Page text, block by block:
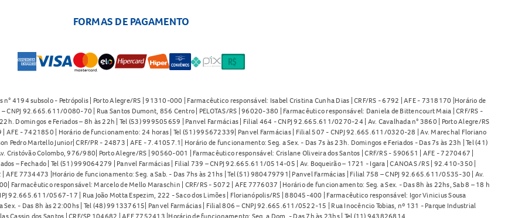
FORMAS DE PAGAMENTO
4194 subsolo - Petrópolis | Porto Alegre/RS | 91310-000 | Farmacêutico responsável: Isabel Cristina Cunha Dias | CRF/RS - 6792 | AFE - 7318170 |Horário de
92.665.611/0080-70 | Rua Santos Dumont, 856 Centro | PELOTAS/RS | 96020-380 | Farmacêutico responsável: Daniela de Bittencourt Maia | CRF/RS -
Domingos e Feriados – 8h às 22h | Tel (53) 999505659 | Panvel Farmácias | Filial 464 - CNPJ 92.665.611/0270-24 | Av. Cavalhada n° 3860 | Porto Alegre/RS
AFE - 7421850 | Horário de funcionamento: 24 horas | Tel (51) 995672339| Panvel Farmácias | Filial 507 - CNPJ 92.665.611/0320-28 | Av. Marechal Floriano
Martello Junior| CRF/PR - 24873 | AFE - 7.41057.1| Horário de funcionamento: Seg. a Sex. - Das 7s às 23h. Domingos e Feriados - Das 7s às 23h | Tel (41)
Colombo, 976/980| Porto Alegre/RS | 90560-001 | Farmacêutico responsável: Crislane Oliveira dos Santos | CRF/RS - 590651 | AFE - 7270467 |
– Fechado | Tel (51) 999064279 | Panvel Farmácias | Filial 739 – CNPJ 92.665.611/0514-05 | Av. Boqueirão – 1721 - Igara | CANOAS /RS | 92.410-350 |
AFE 7734473 |Horário de funcionamento: Seg. a Sab. - Das 7hs às 21hs | Tel (51) 980479791| Panvel Farmácias | Filial 758 – CNPJ 92.665.611/0535-30 | Av.
Farmacêutico responsável: Marcelo de Mello Maraschin | CRF/RS - 5072 | AFE 7776037 | Horário de funcionamento: Seg. a Sex. - Das 8h às 22hs, Sab 8 – 18 h
92.665.611/0567-17 | Rua João Motta Espezim, 222 - Saco dos Limões | Florianópolis/RS | 88045-400 | Farmacêutico responsável: Igor Vinicius Sousa
- Das 8h às 22:00hs | Tel (48) 991337615| Panvel Farmácias | Filial 806 – CNPJ 92.665.611/0522-15 | Rua Inocêncio Tobias, nº 131 - Parque Industrial
Cassin dos Santos | CRF/SP 104682 | AFE 7752413 |Horário de funcionamento: Seg. a Dom. - Das 7h às 23hs | Tel (11) 943826814